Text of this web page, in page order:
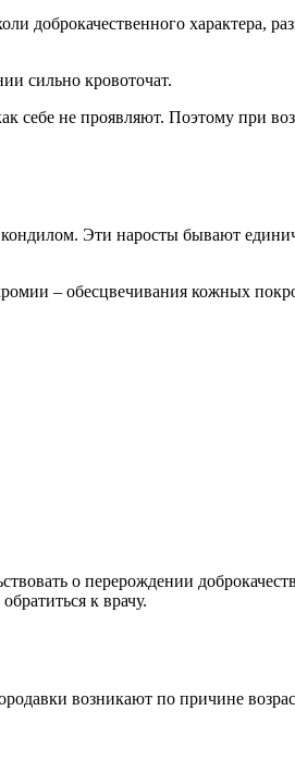
доброкачественного характера,
сильно кровоточат.
себе не проявляют. Поэтому при
кондилом. Эти наросты бывают
– обесцвечивания кожных
о перерождении
к врачу.
возникают по причине